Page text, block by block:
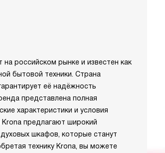
российском рынке и известен как
бытовой техники. Страна
её надёжность
представлена полная
характеристики и условия
предлагают широкий
шкафов, которые станут
технику Krona, вы можете